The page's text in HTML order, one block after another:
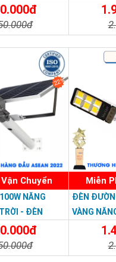
300W MẪU
300W TS-
Light 300W
22%
Chuyển
NĂNG
- ĐÈN
LƯỢNG MẶT
RẺ - Solar
Miễn
ĐÈN
VÀNG
TRỜI -